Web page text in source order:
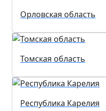
Орловская область
Томская область
Республика Карелия